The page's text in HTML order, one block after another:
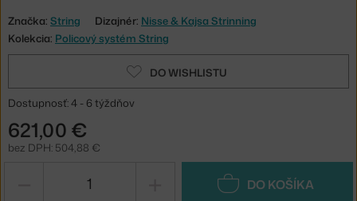
Značka: String Dizajnér: Nisse & Kajsa Strinning
Kolekcia: Policový systém String
DO WISHLISTU
Dostupnosť: 4 - 6 týždňov
621,00 €
bez DPH: 504,88 €
DO KOŠÍKA